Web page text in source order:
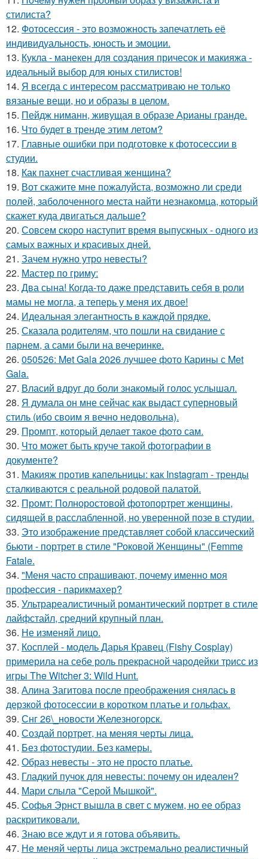
стилиста?
12. Фотосессия - это возможность запечатлеть её
индивидуальность, юность и эмоции.
13. Кукла - манекен для создания причесок и макияжа -
идеальный выбор для юных стилистов!
14. Я всегда с интересом рассматриваю не только
вязаные вещи, но и образы в целом.
15. Пейдж ниманн, живущая в образе Арианы гранде.
16. Что будет в тренде этим летом?
17. Главные ошибки при подготовке к фотосессии в
студии.
18. Как пахнет счастливая женщина?
19. Вот скажите мне пожалуйста, возможно ли среди
полей, заболоченного места найти незнакомца, который
скажет куда двигаться дальше?
20. Совсем скоро наступит время выпускных - одного из
самых важных и красивых дней.
21. Зачем нужно утро невесты?
22. Мастер по гриму:
23. Два сына! Когда-то даже представить себя в роли
мамы не могла, а теперь у меня их двое!
24. Идеальная элегантность в каждой прядке.
25. Сказала родителям, что пошли на свидание с
парнем, а сами были на вечеринке.
26. 050526: Met Gala 2026 лучшее фото Карины с Met
Gala.
27. Власий вдруг до боли знакомый голос услышал.
28. Я думала он мне сейчас как выдаст суперновый
стиль (ибо своим я вечно недовольна).
29. Промпт, который делает такое фото сам.
30. Что может быть круче такой фотографии в
документе?
31. Макияж против капельницы: как Instagram - тренды
сталкиваются с реальной родовой палатой.
32. Промт: Полноростовой фотопортрет женщины,
сидящей в расслабленной, но уверенной позе в студии.
33. Это изображение представляет собой классический
бьюти - портрет в стиле "Роковой Женщины" (Femme
Fatale.
34. "Меня часто спрашивают, почему именно моя
профессия - парикмахер?
35. Ультрареалистичный романтический портрет в стиле
лайфстайл, средний крупный план.
36. Не изменяй лицо.
37. Косплей - модель Дарья Кравец (Fishy Cosplay)
примерила на себе роль прекрасной чародейки трисс из
игры The Witcher 3: Wild Hunt.
38. Алина Загитова после преображения снялась в
дерзкой фотосессии в коротком платье и гольфах.
39. Снг 26\_новости Железногорск.
40. Создай портрет, на меняя черты лица.
41. Без фотостудии. Без камеры.
42. Образ невесты - это не просто платье.
43. Гладкий пучок для невесты: почему он идеален?
44. Мари слыла "Серой Мышкой".
45. Софья Эрнст вышла в свет с мужем, но ее образ
раскритиковали.
46. Знаю все ждут и я готова объявить.
47. Не меняй черты лица экстремально реалистичный